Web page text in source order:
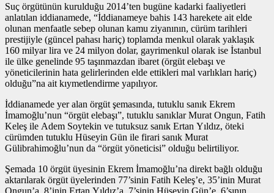
Suç örgütünün kurulduğu 2014’ten bugüne kadarki faaliyetleri
anlatılan iddianamede, “İddianameye bahis 143 harekete ait elde
olunan menfaatle sebep olunan kamu ziyanının, cürüm tarihleri
prestijiyle (güncel pahası hariç) toplamda menkul olarak yaklaşık
160 milyar lira ve 24 milyon dolar, gayrimenkul olarak ise İstanbul
ile ülke genelinde 95 taşınmazdan ibaret (örgüt elebaşı ve
yöneticilerinin hata gelirlerinden elde ettikleri mal varlıkları hariç)
olduğu”na ait kıymetlendirme yapılıyor.
İddianamede yer alan örgüt şemasında, tutuklu sanık Ekrem
İmamoğlu’nun “örgüt elebaşı”, tutuklu sanıklar Murat Ongun, Fatih
Keleş ile Adem Soytekin ve tutuksuz sanık Ertan Yıldız, öteki
cürümden tutuklu Hüseyin Gün ile firari sanık Murat
Gülibrahimoğlu’nun da “örgüt yöneticisi” olduğu belirtiliyor.
Şemada 10 örgüt üyesinin Ekrem İmamoğlu’na direkt bağlı olduğu
aktarılarak örgüt üyelerinden 77’sinin Fatih Keleş’e, 35’inin Murat
Ongun’a, 8’inin Ertan Yıldız’a, 7’sinin Hüseyin Gün’e, 6’sının